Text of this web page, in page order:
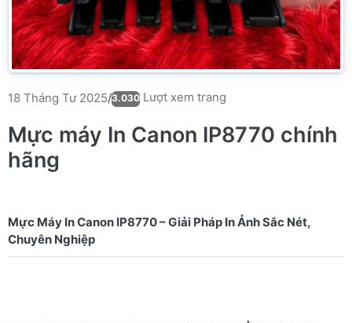
18 Tháng Tư 2025/3.030 Lượt xem trang
Mực máy In Canon IP8770 chính
hãng
Mực Máy In Canon IP8770 – Giải Pháp In Ảnh Sắc Nét,